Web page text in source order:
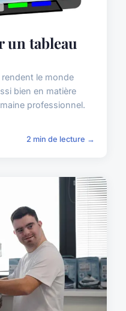
un tableau
le monde
bien en matière
professionnel.
2 min de lecture →